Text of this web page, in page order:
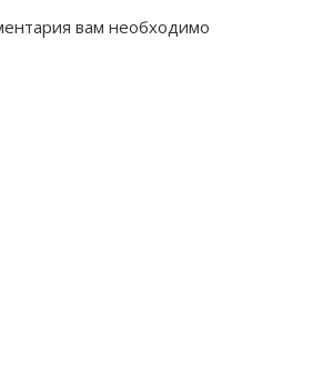
вам необходимо